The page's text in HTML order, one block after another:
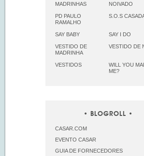
MADRINHAS NOIVADO
PD PAULO
RAMALHO
S.O.S
SAY BABY SAY I DO
VESTIDO DE
MADRINHA
VESTIDO DE
VESTIDOS
WILL YOU
ME?
BLOGROLL
CASAR.COM
EVENTO CASAR
GUIA DE FORNECEDORES